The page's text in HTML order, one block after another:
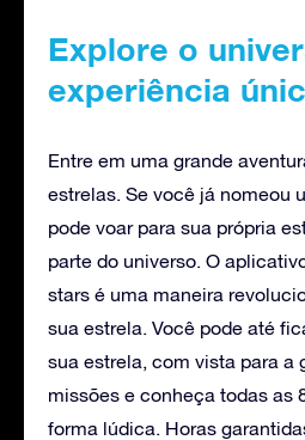
Explore o
experiência
Entre em uma grande
estrelas. Se você já nomeou
pode voar para sua própria
parte do universo. O
stars é uma maneira
sua estrela. Você pode até
sua estrela, com vista para a
missões e conheça todas as
forma lúdica. Horas